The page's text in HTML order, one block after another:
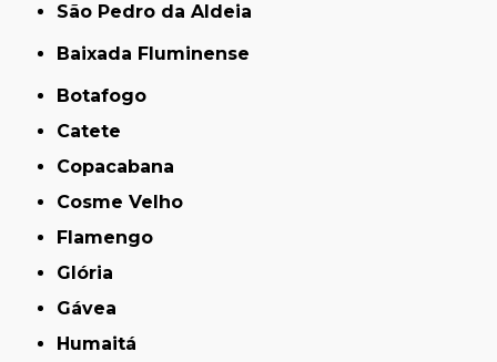
São Pedro da Aldeia
Baixada Fluminense
Botafogo
Catete
Copacabana
Cosme Velho
Flamengo
Glória
Gávea
Humaitá